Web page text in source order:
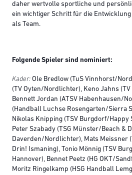
daher wertvolle sportliche und
ein wichtiger Schritt für die
als Team.
Folgende Spieler sind nominiert:
Kader: Ole Bredlow (TuS Vinnhorst/
(TV Oyten/Nordlichter), Keno Jahns
Bennett Jordan (ATSV Habenhausen/
(Handball Luchse Rosengarten/Sierra
Nikolas Knipping (TSV Burgdorf/
Peter Szabady (TSG Münster/Beach &
Daverden/Nordlichter), Mats Meissner
Drin! Ismaning), Tonio Mönnig (TSV
Hannover), Bennet Peetz (HG OKT/
Moritz Ringelkamp (HSG Handball